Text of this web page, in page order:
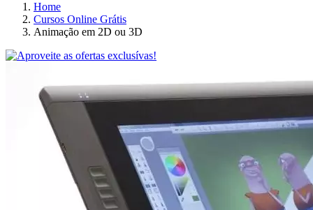
Home
Cursos Online Grátis
Animação em 2D ou 3D